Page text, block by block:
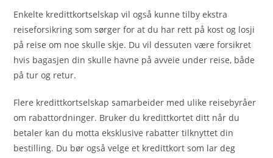
Enkelte kredittkortselskap vil også kunne tilby ekstra
reiseforsikring som sørger for at du har rett på kost og losji
på reise om noe skulle skje. Du vil dessuten være forsikret
hvis bagasjen din skulle havne på avveie under reise, både
på tur og retur.
Flere kredittkortselskap samarbeider med ulike reisebyråer
om rabattordninger. Bruker du kredittkortet ditt når du
betaler kan du motta eksklusive rabatter tilknyttet din
bestilling. Du bør også velge et kredittkort som lar deg